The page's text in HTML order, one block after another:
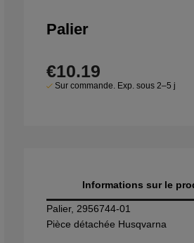
Palier
€10.19
Sur commande. Exp. sous 2–5 j
Informations sur le
Palier, 2956744-01
Pièce détachée Husqvarna